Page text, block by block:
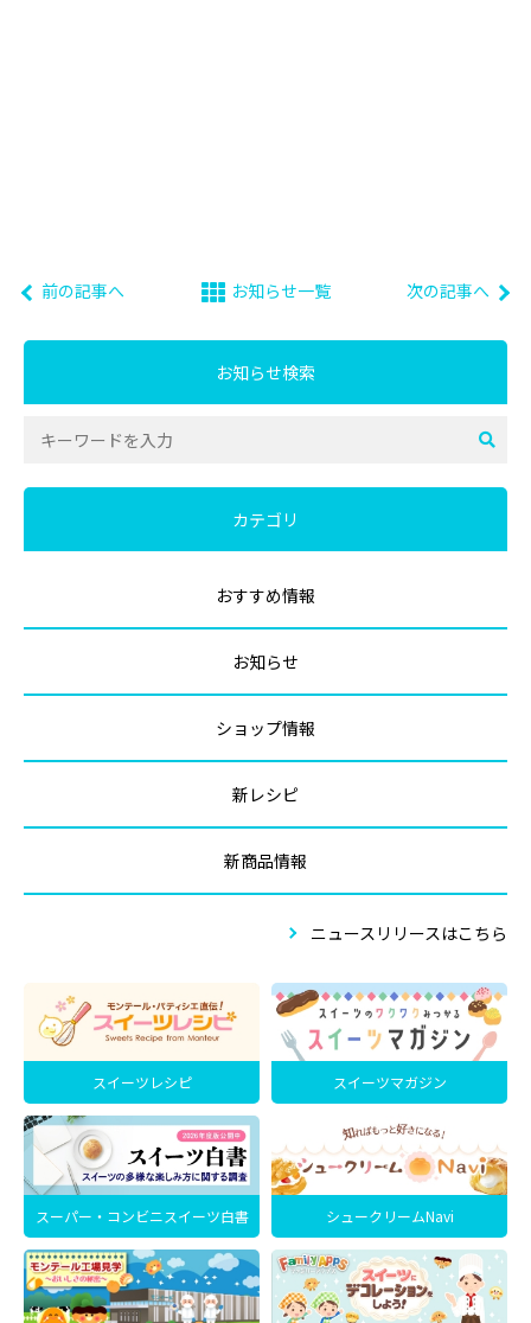
前の記事へ お知らせ一覧 次の記事へ
お知らせ検索
カテゴリ
おすすめ情報
お知らせ
ショップ情報
新レシピ
新商品情報
ニュースリリースはこちら
スイーツレシピ スイーツマガジン
スーパー・コンビニスイーツ白書 シュークリームNavi